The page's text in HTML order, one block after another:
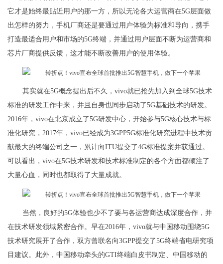
它才是始终最贴近用户的那一方，所以无论各大运营商在5G层面做
出怎样的努力，手机厂商还是要通过用户体验为标准和导向，携手
打造最适合用户和市场的5G终端，并通过用户层面不断为运营商和
芯片厂商提供反馈，这才能不断改善用户的使用体验。
其实就在5G概念提出后不久，vivo就已抢先加入到全球5G技术
标准的研发工作中来，并且自身也同步启动了5G基础技术的研发。
2016年，vivo在北京成立了5G研发中心，开始参与5G核心技术与标
准化研究，2017年，vivo已经成为3GPP5G标准化研究进程中技术贡
献最大的终端公司之一，累计向ITU提交了4G标准提案并获通过。
可以看出，vivo在5G技术研发和技术标准制定的各个方面都倾注了
大量心血，同时也都取得了大量成就。
当然，良好的5G体验也少不了要与各运营商达成深度合作，并
在技术研发领域紧密合作。早在2016年，vivo就与中国移动围绕5G
技术研究展开了合作，双方曾联名向3GPP提交了5G终端省电研究项
目建议。此外，中国移动牵头的GTI终端白皮书制定、中国移动的